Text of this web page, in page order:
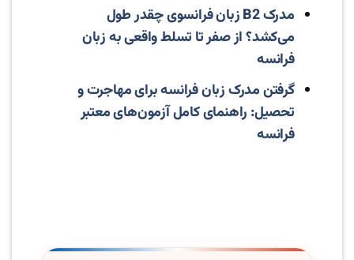
مدرک B2 زبان فرانسوی چقدر طول
می‌کشد؟ از صفر تا تسلط واقعی به زبان
فرانسه
گرفتن مدرک زبان فرانسه برای مهاجرت و
تحصیل: راهنمای کامل آزمون‌های معتبر
فرانسه